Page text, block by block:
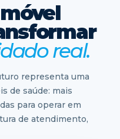
real.
representa uma
de saúde: mais
para operar em
de atendimento,